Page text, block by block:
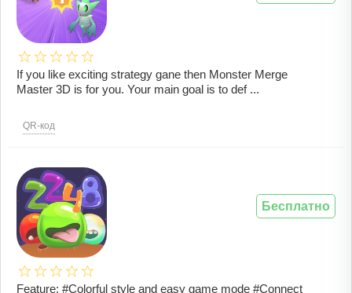
If you like exciting strategy gane then Monster Merge
Master 3D is for you. Your main goal is to def ...
QR-код
Feature: #Colorful style and easy game mode #Connect
Бесплатно